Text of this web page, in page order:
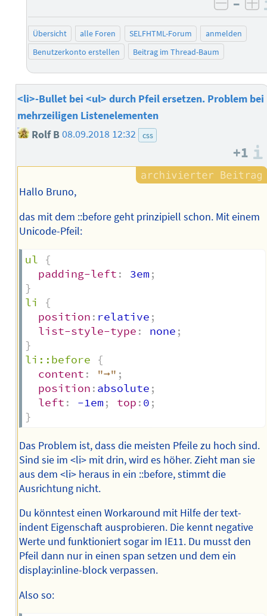
Übersicht alle Foren SELFHTML-Forum
anmelden
Benutzerkonto erstellen
Beitrag im Thread-Baum
<li>-Bullet bei <ul> durch Pfeil ersetzen. Problem bei
mehrzeiligen Listenelementen
Rolf B08.09.2018 12:32 css
+1
Hallo Bruno,
das mit dem ::before geht prinzipiell schon. Mit einem
Unicode-Pfeil:
ul
{
padding-left : 3em ;
}
li
{
position : relative ;
list-style-type : none ;
}
li::before
{
content : "➞" ;
position : absolute ;
left : -1em ; top : 0 ;
}
Das Problem ist, dass die meisten Pfeile zu hoch sind.
Sind sie im <li> mit drin, wird es höher. Zieht man sie
aus dem <li> heraus in ein ::before, stimmt die
Ausrichtung nicht.
Du könntest einen Workaround mit Hilfe der text-
indent Eigenschaft ausprobieren. Die kennt negative
Werte und funktioniert sogar im IE11. Du musst den
Pfeil dann nur in einen span setzen und dem ein
display:inline-block verpassen.
Also so: